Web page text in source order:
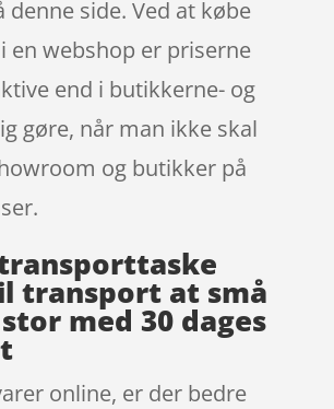
denne side. Ved at købe
en webshop er priserne
end i butikkerne- og
gøre, når man ikke skal
og butikker på
transport at små
med 30 dages
online, er der bedre